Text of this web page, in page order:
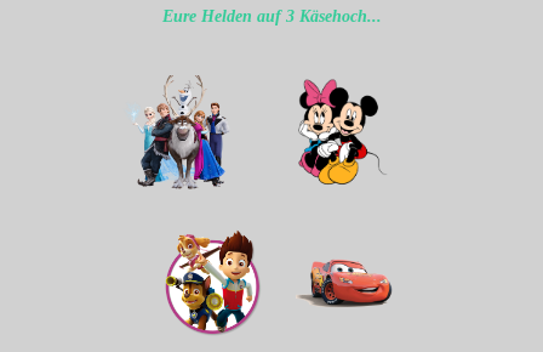
Eure Helden auf 3 Käsehoch...